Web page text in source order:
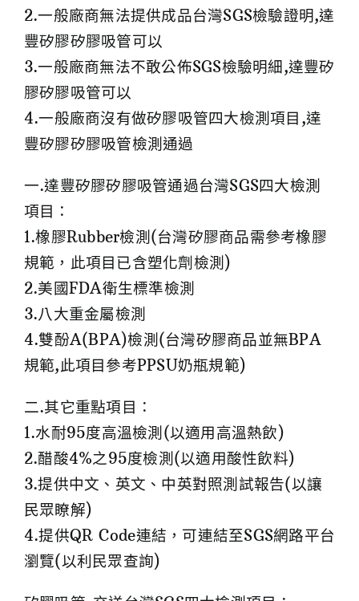
2.一般廠商無法提供成品台灣SGS檢驗證明,達
豐矽膠矽膠吸管可以
3.一般廠商無法不敢公佈SGS檢驗明細,達豐矽
膠矽膠吸管可以
4.一般廠商沒有做矽膠吸管四大檢測項目,達
豐矽膠矽膠吸管檢測通過
一.達豐矽膠矽膠吸管通過台灣SGS四大檢測
項目：
1.橡膠Rubber檢測(台灣矽膠商品需參考橡膠
規範，此項目已含塑化劑檢測)
2.美國FDA衛生標準檢測
3.八大重金屬檢測
4.雙酚A(BPA)檢測(台灣矽膠商品並無BPA
規範,此項目參考PPSU奶瓶規範)
二.其它重點項目：
1.水耐95度高溫檢測(以適用高溫熱飲)
2.醋酸4%之95度檢測(以適用酸性飲料)
3.提供中文、英文、中英對照測試報告(以讓
民眾瞭解)
4.提供QR Code連結，可連結至SGS網路平台
瀏覽(以利民眾查詢)